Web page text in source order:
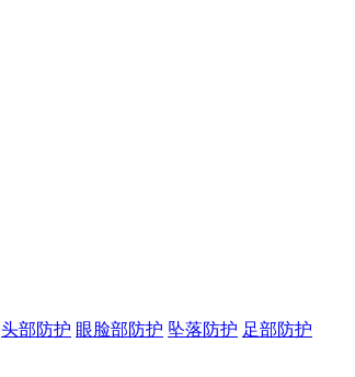
头部防护 眼脸部防护 坠落防护 足部防护